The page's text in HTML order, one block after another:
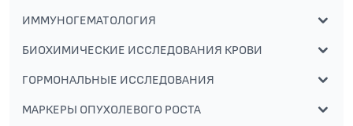
ИММУНОГЕМАТОЛОГИЯ
БИОХИМИЧЕСКИЕ ИССЛЕДОВАНИЯ КРОВИ
ГОРМОНАЛЬНЫЕ ИССЛЕДОВАНИЯ
МАРКЕРЫ ОПУХОЛЕВОГО РОСТА